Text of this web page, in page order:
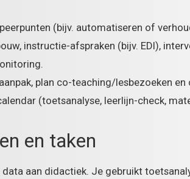
(bijv. automatiseren of
instructie-afspraken (bijv. EDI),
plan co-teaching/lesbezoeken
(toetsanalyse, leerlijn-check,
en taken
aan didactiek. Je gebruikt